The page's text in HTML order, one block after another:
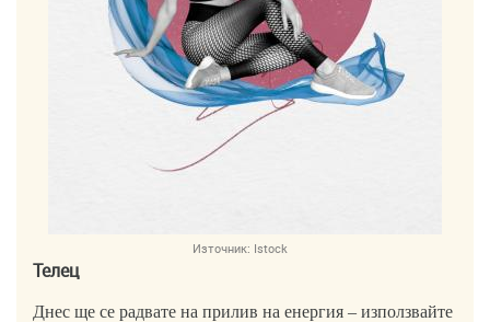
Източник: Istock
Телец
Днес ще се радвате на прилив на енергия – използвайте